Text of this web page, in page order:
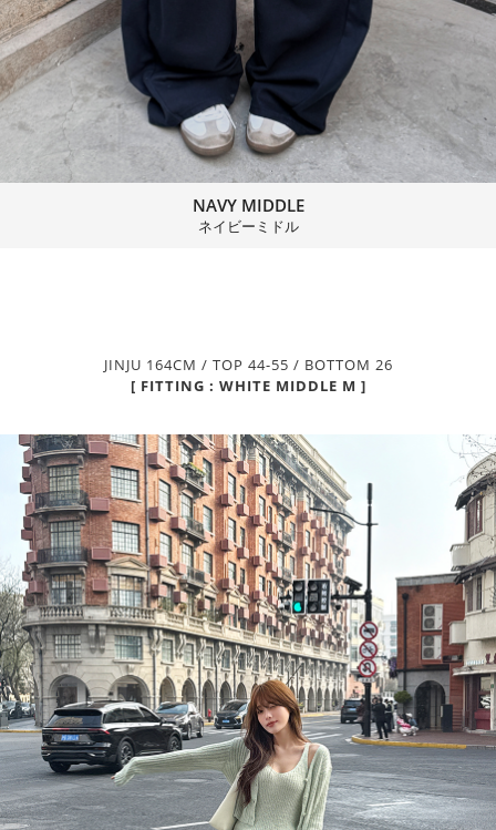
NAVY MIDDLE
ネイビーミドル
JINJU 164CM / TOP 44-55 / BOTTOM 26
[ FITTING : WHITE MIDDLE M ]